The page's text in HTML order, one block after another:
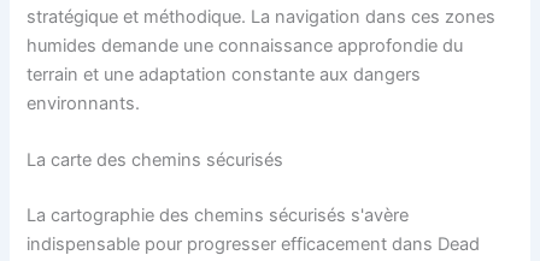
stratégique et méthodique. La navigation dans ces zones
humides demande une connaissance approfondie du
terrain et une adaptation constante aux dangers
environnants.
La carte des chemins sécurisés
La cartographie des chemins sécurisés s'avère
indispensable pour progresser efficacement dans Dead